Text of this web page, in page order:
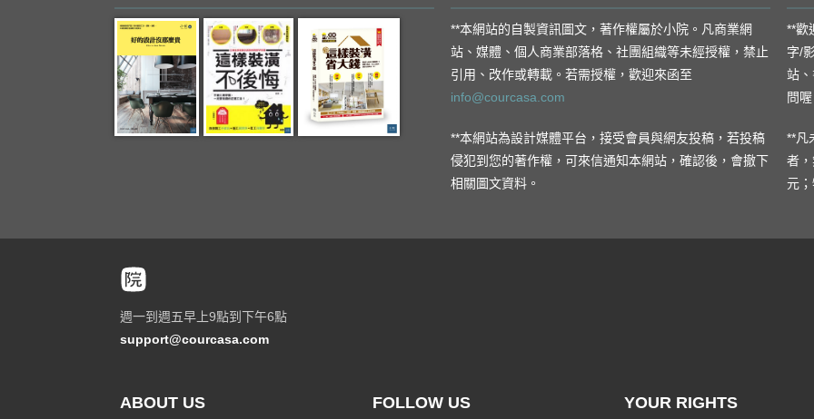
**本網站的自製資訊圖文，著作權屬於小院。凡商業網
站、媒體、個人商業部落格、社團組織等未經授權，禁止
引用、改作或轉載。若需授權，歡迎來函至
info@courcasa.com
**本網站為設計媒體平台，接受會員與網友投稿，若投稿
侵犯到您的著作權，可來信通知本網站，確認後，會撤下
相關圖文資料。
**歡
字/
站
問喔
**凡
者
元；
週一到週五早上9點到下午6點
support@courcasa.com
ABOUT US FOLLOW US YOUR RIGHTS